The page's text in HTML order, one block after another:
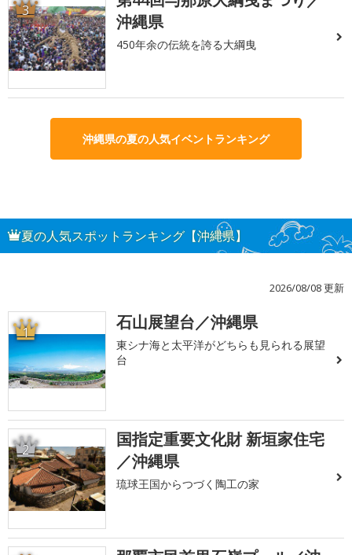
3
沖縄県
450年余の伝統を誇る大綱曳
沖縄県の夏の人気イベントランキング
夏の人気スポットランキング【沖縄県】
2026/08/08 更新
1 石山展望台／沖縄県
東シナ海と太平洋がどちらも見られる展望
台
2
国指定重要文化財 新垣家住宅
／沖縄県
琉球王国からつづく陶工の家